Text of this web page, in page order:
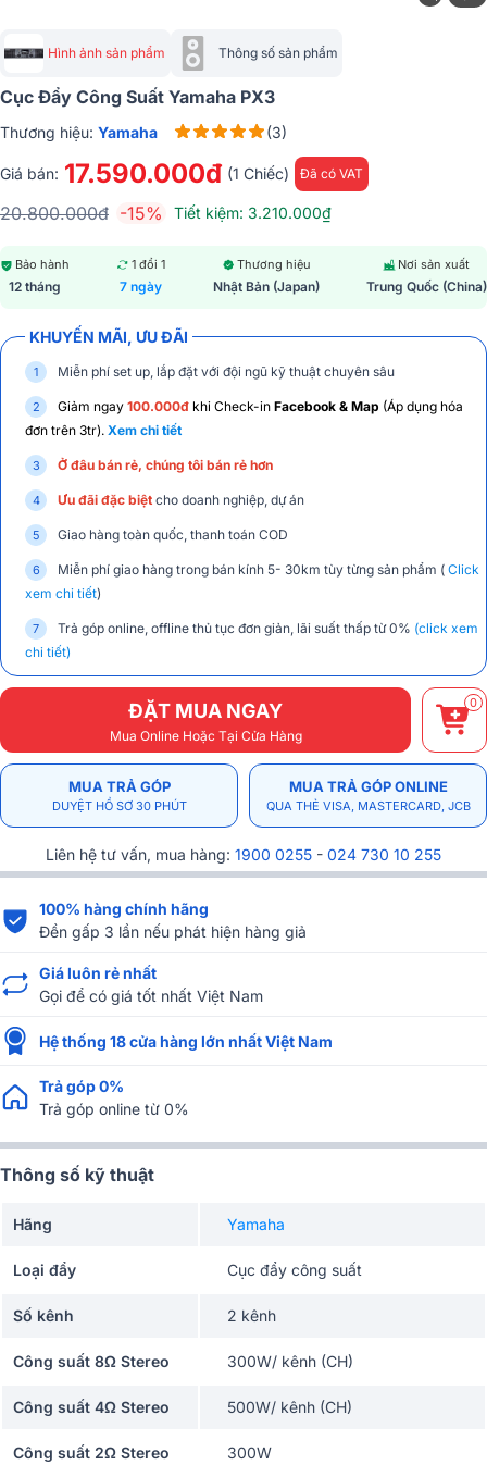
Hình ảnh sản phẩm Thông số sản phẩm
Cục Đẩy Công Suất Yamaha PX3
Thương hiệu: Yamaha (3)
Giá bán: 17.590.000đ (1 Chiếc) Đã có VAT
20.800.000đ -15% Tiết kiệm: 3.210.000₫
Bảo hành
12 tháng
1 đổi 1
7 ngày
Thương hiệu
Nhật Bản (Japan)
Nơi sản xuất
Trung Quốc (China)
KHUYẾN MÃI, ƯU ĐÃI
Miễn phí set up, lắp đặt với đội ngũ kỹ thuật chuyên sâu
Giảm ngay 100.000đ khi Check-in Facebook & Map (Áp dụng hóa
đơn trên 3tr). Xem chi tiết
Ở đâu bán rẻ, chúng tôi bán rẻ hơn
Ưu đãi đặc biệt cho doanh nghiệp, dự án
Giao hàng toàn quốc, thanh toán COD
Miễn phí giao hàng trong bán kính 5- 30km tùy từng sản phẩm ( Click
xem chi tiết)
Trả góp online, offline thủ tục đơn giản, lãi suất thấp từ 0% (click xem
chi tiết)
ĐẶT MUA NGAY
Mua Online Hoặc Tại Cửa Hàng
0
MUA TRẢ GÓP
DUYỆT HỒ SƠ 30 PHÚT
MUA TRẢ GÓP ONLINE
QUA THẺ VISA, MASTERCARD, JCB
Liên hệ tư vấn, mua hàng: 1900 0255 - 024 730 10 255
100% hàng chính hãng
Đền gấp 3 lần nếu phát hiện hàng giả
Giá luôn rẻ nhất
Gọi để có giá tốt nhất Việt Nam
Hệ thống 18 cửa hàng lớn nhất Việt Nam
Trả góp 0%
Trả góp online từ 0%
Thông số kỹ thuật
Hãng Yamaha
Loại đẩy Cục đẩy công suất
Số kênh 2 kênh
Công suất 8Ω Stereo 300W/ kênh (CH)
Công suất 4Ω Stereo 500W/ kênh (CH)
Công suất 2Ω Stereo 300W